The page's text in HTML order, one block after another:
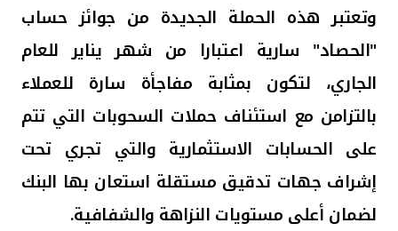
وتعتبر هذه الحملة الجديدة من جوائز حساب
"الحصاد" سارية اعتبارا من شهر يناير للعام
الجاري، لتكون بمثابة مفاجأة سارة للعملاء
بالتزامن مع استئناف حملات السحوبات التي تتم
على الحسابات الاستثمارية والتي تجريتحت
إشراف جهات تدقيق مستقلة استعان بها البنك
لضمان أعلى مستويات النزاهة والشفافية.